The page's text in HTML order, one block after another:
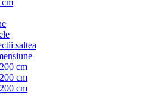
saltea
cm
cm
cm